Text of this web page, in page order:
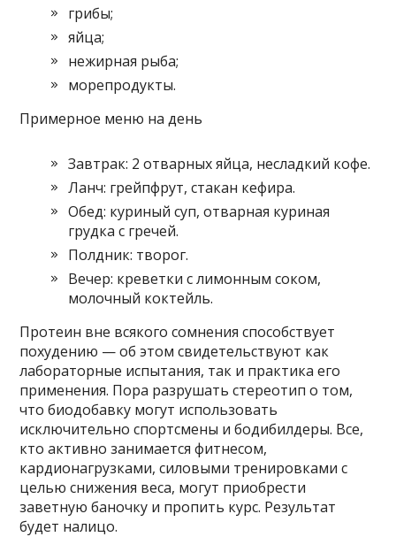
грибы;
яйца;
нежирная рыба;
морепродукты.
Примерное меню на день
Завтрак: 2 отварных яйца, несладкий кофе.
Ланч: грейпфрут, стакан кефира.
Обед: куриный суп, отварная куриная
грудка с гречей.
Полдник: творог.
Вечер: креветки с лимонным соком,
молочный коктейль.
Протеин вне всякого сомнения способствует
похудению — об этом свидетельствуют как
лабораторные испытания, так и практика его
применения. Пора разрушать стереотип о том,
что биодобавку могут использовать
исключительно спортсмены и бодибилдеры. Все,
кто активно занимается фитнесом,
кардионагрузками, силовыми тренировками с
целью снижения веса, могут приобрести
заветную баночку и пропить курс. Результат
будет налицо.